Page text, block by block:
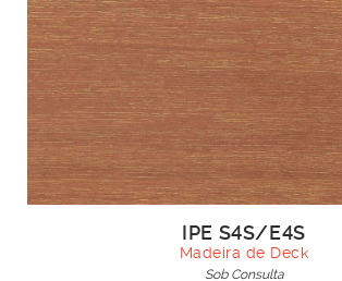
IPE S4S/E4S
Madeira de Deck
Sob Consulta